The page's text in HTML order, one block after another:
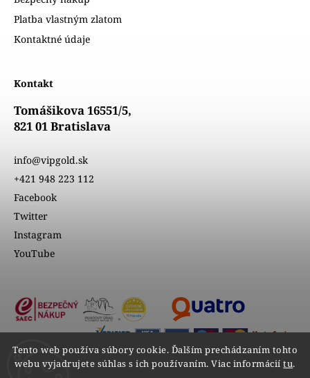
Tento web používa súbory cookie. Ďalším prechádzaním tohto
webu vyjadrujete súhlas s ich používaním. Viac informáciítu.
Platba vlastným zlatom
Kontaktné údaje
Kontakt
Tomášikova 16551/5,
821 01 Bratislava
info@vipgold.sk
+421 948 223 112
Facebook
Twitter
Instagram
YouTube